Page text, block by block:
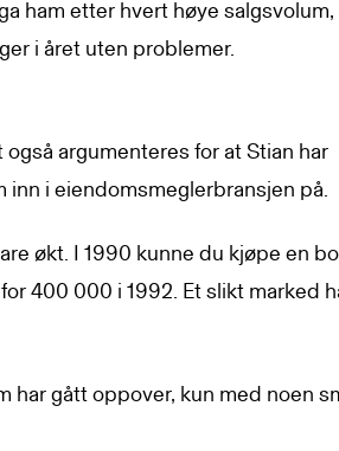
ham etter hvert høye salgsvolum,
i året uten problemer.
også argumenteres for at Stian har
i eiendomsmeglerbransjen på.
økt. I 1990 kunne du kjøpe en
400 000 i 1992. Et slikt marked
har gått oppover, kun med noen